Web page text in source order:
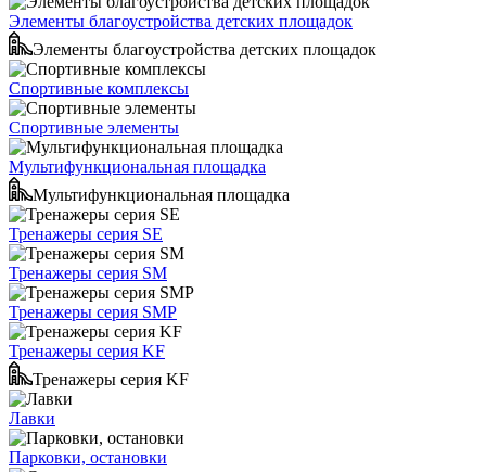
Элементы благоустройства детских площадок
Элементы благоустройства детских площадок
Спортивные комплексы
Спортивные элементы
Мультифункциональная площадка
Мультифункциональная площадка
Тренажеры серия SE
Тренажеры серия SM
Тренажеры серия SMP
Тренажеры серия KF
Тренажеры серия KF
Лавки
Парковки, остановки